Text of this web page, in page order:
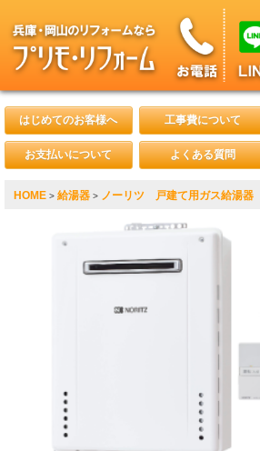
はじめてのお客様へ 工事費について
お支払いについて よくある質問
HOME > 給湯器 > ノーリツ 戸建て用ガス給湯